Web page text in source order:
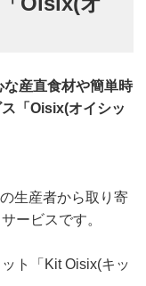
な産直食材や簡単時
「Oisix(オイシッ
生産者から取り寄
ービスです。
ト「Kit Oisix(キッ